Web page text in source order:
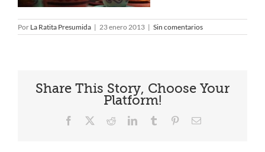
Por La Ratita Presumida | 23 enero 2013 | Sin comentarios
Share This Story, Choose Your
Platform!
Facebook RedditLinkedInTumblr PinterestCorreo